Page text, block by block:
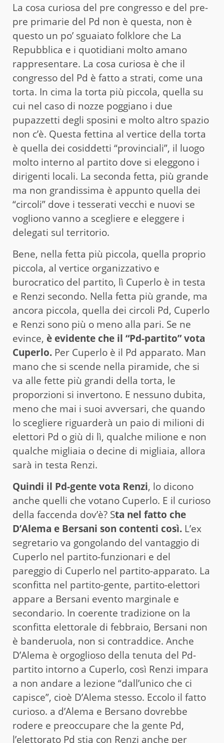
La cosa curiosa del pre congresso e del pre-
pre primarie del Pd non è questa, non è
questo un po’ sguaiato folklore che La
Repubblica e i quotidiani molto amano
rappresentare. La cosa curiosa è che il
congresso del Pd è fatto a strati, come una
torta. In cima la torta più piccola, quella su
cui nel caso di nozze poggiano i due
pupazzetti degli sposini e molto altro spazio
non c’è. Questa fettina al vertice della torta
è quella dei cosiddetti “provinciali”, il luogo
molto interno al partito dove si eleggono i
dirigenti locali. La seconda fetta, più grande
ma non grandissima è appunto quella dei
“circoli” dove i tesserati vecchi e nuovi se
vogliono vanno a scegliere e eleggere i
delegati sul territorio.
Bene, nella fetta più piccola, quella proprio
piccola, al vertice organizzativo e
burocratico del partito, lì Cuperlo è in testa
e Renzi secondo. Nella fetta più grande, ma
ancora piccola, quella dei circoli Pd, Cuperlo
e Renzi sono più o meno alla pari. Se ne
evince, è evidente che il “Pd-partito” vota
Cuperlo. Per Cuperlo è il Pd apparato. Man
mano che si scende nella piramide, che si
va alle fette più grandi della torta, le
proporzioni si invertono. E nessuno dubita,
meno che mai i suoi avversari, che quando
lo scegliere riguarderà un paio di milioni di
elettori Pd o giù di lì, qualche milione e non
qualche migliaia o decine di migliaia, allora
sarà in testa Renzi.
Quindi il Pd-gente vota Renzi, lo dicono
anche quelli che votano Cuperlo. E il curioso
della faccenda dov’è? Sta nel fatto che
D’Alema e Bersani son contenti così. L’ex
segretario va gongolando del vantaggio di
Cuperlo nel partito-funzionari e del
pareggio di Cuperlo nel partito-apparato. La
sconfitta nel partito-gente, partito-elettori
appare a Bersani evento marginale e
secondario. In coerente tradizione on la
sconfitta elettorale di febbraio, Bersani non
è banderuola, non si contraddice. Anche
D’Alema è orgoglioso della tenuta del Pd-
partito intorno a Cuperlo, così Renzi impara
a non andare a lezione “dall’unico che ci
capisce”, cioè D’Alema stesso. Eccolo il fatto
curioso. a d’Alema e Bersano dovrebbe
rodere e preoccupare che la gente Pd,
l’elettorato Pd stia con Renzi anche per